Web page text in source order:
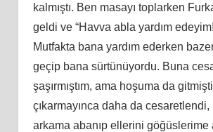
kalmıştı. Ben masayı toplarken
geldi ve “Havva abla yardım
Mutfakta bana yardım ederken
geçip bana sürtünüyordu. Buna
şaşırmıştım, ama hoşuma da
çıkarmayınca daha da cesaretlendi,
arkama abanıp ellerini göğüslerime